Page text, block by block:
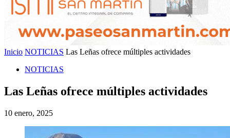
Inicio NOTICIAS Las Leñas ofrece múltiples actividades
NOTICIAS
Las Leñas ofrece múltiples actividades
10 enero, 2025